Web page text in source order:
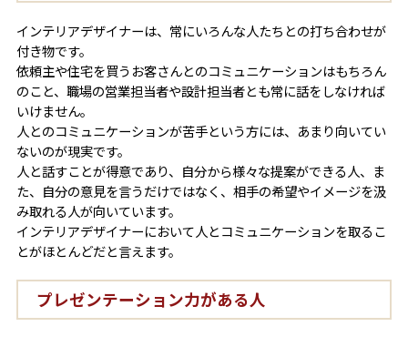
インテリアデザイナーは、常にいろんな人たちとの打ち合わせが
付き物です。
依頼主や住宅を買うお客さんとのコミュニケーションはもちろん
のこと、職場の営業担当者や設計担当者とも常に話をしなければ
いけません。
人とのコミュニケーションが苦手という方には、あまり向いてい
ないのが現実です。
人と話すことが得意であり、自分から様々な提案ができる人、ま
た、自分の意見を言うだけではなく、相手の希望やイメージを汲
み取れる人が向いています。
インテリアデザイナーにおいて人とコミュニケーションを取るこ
とがほとんどだと言えます。
プレゼンテーション力がある人